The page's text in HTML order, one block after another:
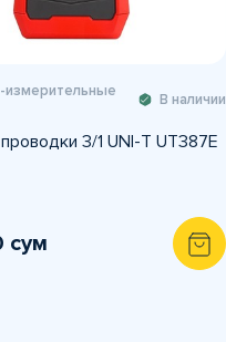
измерительные
В наличии
3/1 UNI-T UT387E
сум